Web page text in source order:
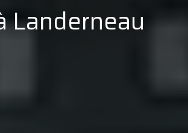
Landerneau